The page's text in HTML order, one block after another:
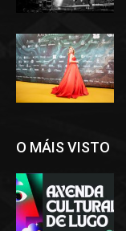
O MÁIS VISTO